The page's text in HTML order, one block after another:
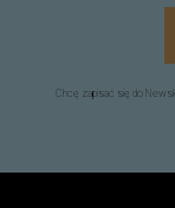
Chcę zapisać się do